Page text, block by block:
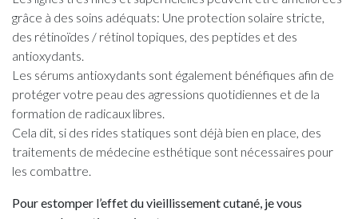
grâce à des soins adéquats: Une protection solaire stricte,
des rétinoïdes / rétinol topiques, des peptides et des
antioxydants.
Les sérums antioxydants sont également bénéfiques afin de
protéger votre peau des agressions quotidiennes et de la
formation de radicaux libres.
Cela dit, si des rides statiques sont déjà bien en place, des
traitements de médecine esthétique sont nécessaires pour
les combattre.
Pour estomper l’effet du vieillissement cutané, je vous